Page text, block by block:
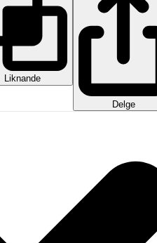
Liknande
Delge